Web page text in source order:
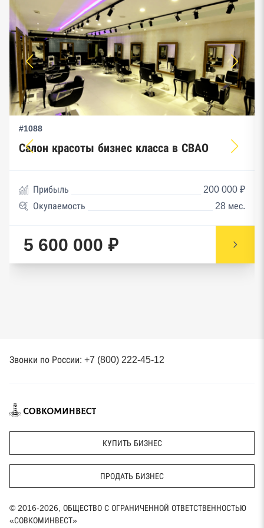
#1088
Салон красоты бизнес класса в СВАО
Прибыль
200 000 ₽
Окупаемость
28 мес.
5 600 000 ₽
Звонки по России: +7 (800) 222-45-12
КУПИТЬ БИЗНЕС
ПРОДАТЬ БИЗНЕС
© 2016-2026, ОБЩЕСТВО С ОГРАНИЧЕННОЙ ОТВЕТСТВЕННОСТЬЮ
«СОВКОМИНВЕСТ»